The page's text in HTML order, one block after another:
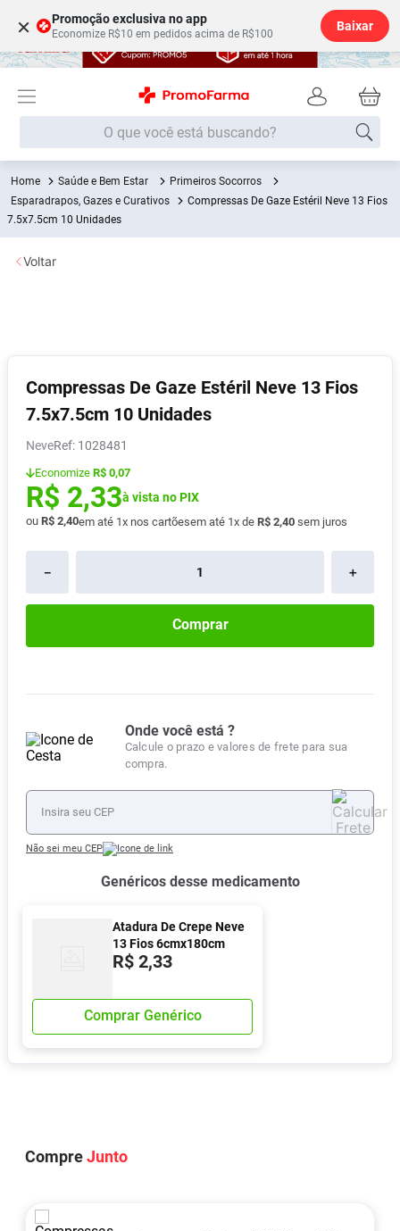
× Promoção exclusiva no app
Economize R$10 em pedidos acima de R$100
Baixar
O que você está buscando?
Saúde e Bem Estar
Primeiros Socorros
Esparadrapos, Gazes e Curativos
Compressas De Gaze Estéril Neve 13 Fios
7.5x7.5cm 10 Unidades
Compressas De Gaze Estéril Neve 13 Fios
7.5x7.5cm 10 Unidades
Neve : 1028481
Economize R$ 0,07
R$ 2,33à vista no PIX
ou R$ 2,40em até 1x nos cartõesem até 1x de R$ 2,40 sem juros
＋
－
Comprar
Onde você está ?
Calcule o prazo e valores de frete para sua
compra.
Não sei meu CEP
Genéricos desse medicamento
Atadura De Crepe Neve
13 Fios 6cmx180cm
R$ 2,33
Comprar Genérico
Voltar
CompreJunto
Termos mais buscados
1 º Fralda
7º Desodorante
8º Vitamina D
9º Absorvente
10º Lavitan